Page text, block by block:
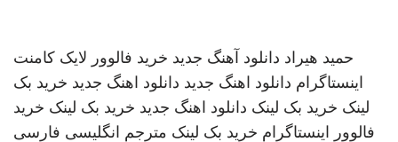
حمید هیراد دانلود آهنگ جدید خرید فالوور لایک کامنت
اینستاگرام دانلود اهنگ جدید دانلود اهنگ جدید خرید بک
لینک خرید بک لینک دانلود اهنگ جدید خرید بک لینک خرید
فالوور اینستاگرام خرید بک لینک مترجم انگلیسی فارسی